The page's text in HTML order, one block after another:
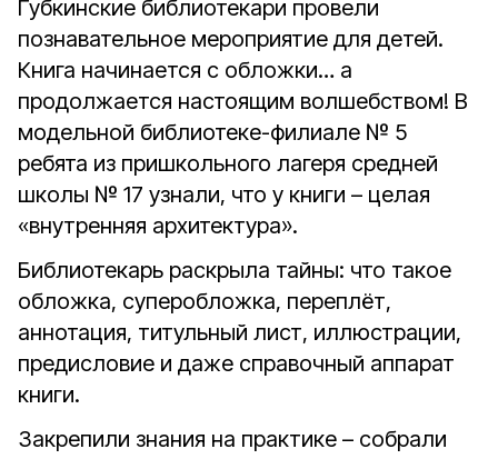
Губкинские библиотекари провели
познавательное мероприятие для детей.
Книга начинается с обложки… а
продолжается настоящим волшебством! В
модельной библиотеке-филиале № 5
ребята из пришкольного лагеря средней
школы № 17 узнали, что у книги – целая
«внутренняя архитектура».
Библиотекарь раскрыла тайны: что такое
обложка, суперобложка, переплёт,
аннотация, титульный лист, иллюстрации,
предисловие и даже справочный аппарат
книги.
Закрепили знания на практике – собрали